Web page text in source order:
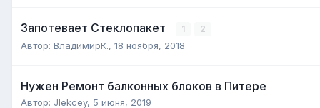
Запотевает Стеклопакет 1 2
Автор: ВладимирК., 18 ноября, 2018
Нужен Ремонт балконных блоков в Питере
Автор: JIekcey, 5 июня, 2019